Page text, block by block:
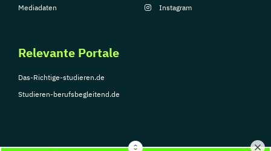
Mediadaten
Relevante Portale
Das-Richtige-studieren.de
Studieren-berufsbegleitend.de
Instagram